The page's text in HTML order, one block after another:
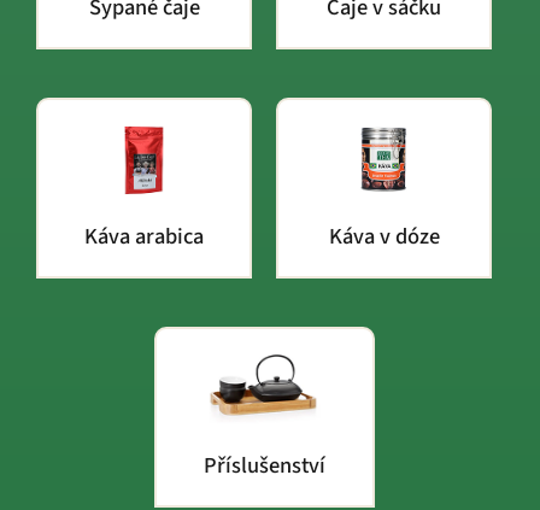
Sypané čaje Čaje v sáčku
Káva arabica Káva v dóze
Příslušenství